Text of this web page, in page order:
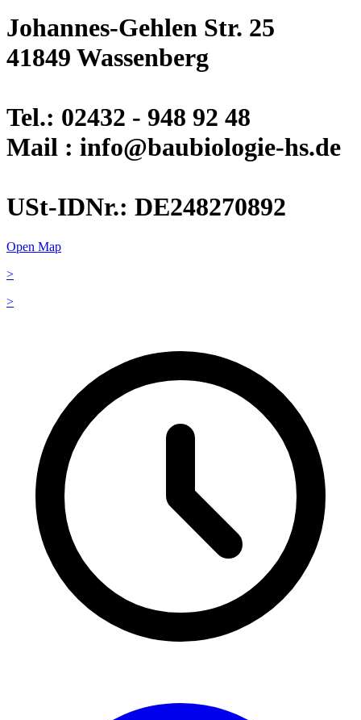
Johannes-Gehlen Str. 25
41849 Wassenberg
Tel.: 02432 - 948 92 48
Mail : info@baubiologie-hs.de
USt-IDNr.: DE248270892
Open Map
>
>